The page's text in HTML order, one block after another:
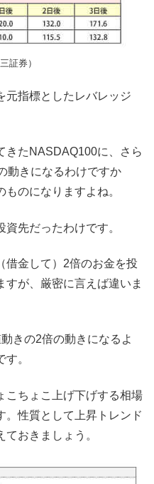
証券）
元指標としたレバレッジ
きたNASDAQ100に、さら
動きになるわけですか
のになりますよね。
先だったわけです。
借金して）2倍のお金を投
すが、厳密に言えば違いま
きの2倍の動きになるよ
。
こちょこ上げ下げする相場
。性質として上昇トレンド
おきましょう。